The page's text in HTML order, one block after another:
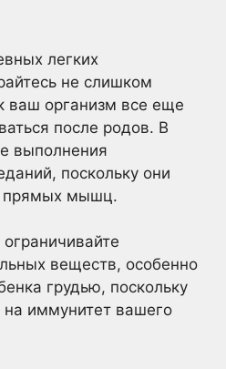
легких
не слишком
ваш организм все еще
после родов. В
выполнения
поскольку они
прямых мышц.
веществ, особенно
грудью, поскольку
на иммунитет вашего